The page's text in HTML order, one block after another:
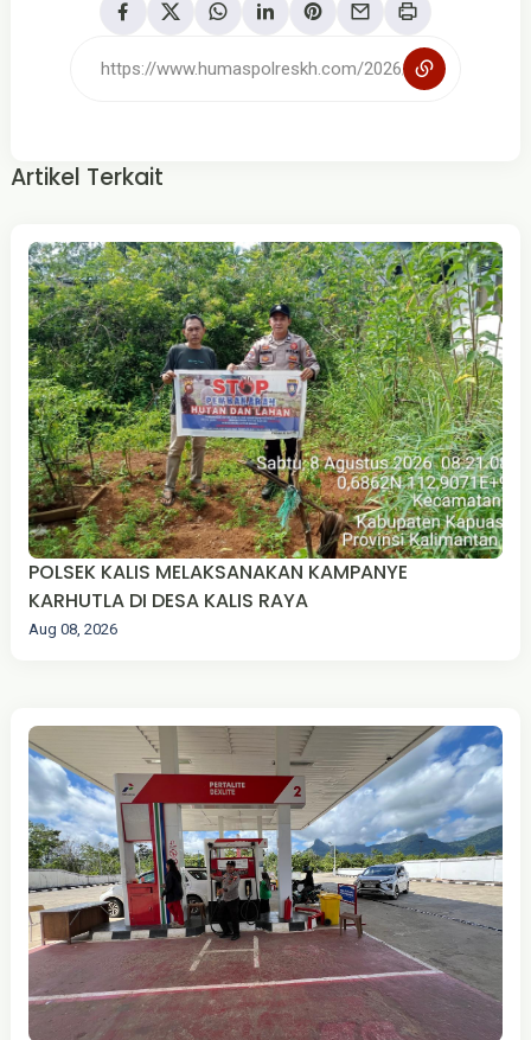
Artikel Terkait
POLSEK KALIS MELAKSANAKAN KAMPANYE
KARHUTLA DI DESA KALIS RAYA
Aug 08, 2026